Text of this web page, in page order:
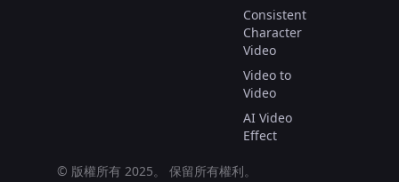
Consistent
Character
Video
Video to
Video
AI Video
Effect
© 版權所有 2025。 保留所有權利。